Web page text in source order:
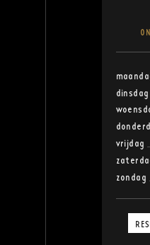
dinsdag
vrijdag
zondag